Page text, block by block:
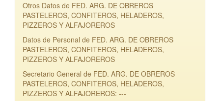
Otros Datos de FED. ARG. DE OBREROS
PASTELEROS, CONFITEROS, HELADEROS,
PIZZEROS Y ALFAJOREROS
Datos de Personal de FED. ARG. DE OBREROS
PASTELEROS, CONFITEROS, HELADEROS,
PIZZEROS Y ALFAJOREROS
Secretario General de FED. ARG. DE OBREROS
PASTELEROS, CONFITEROS, HELADEROS,
PIZZEROS Y ALFAJOREROS: ---